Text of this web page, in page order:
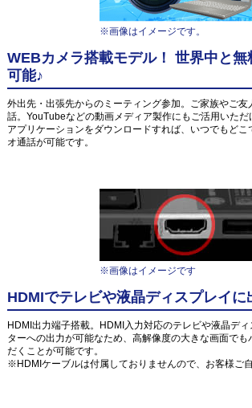
※画像はイメージです。
WEBカメラ搭載モデル！ 世界中と無
可能♪
外出先・出張先からのミーティング参加。ご家族やご友
話。YouTubeなどの動画メディア製作にもご活用いた
アプリケーションをダウンロードすれば、いつでもど
オ通話が可能です。
※画像はイメージです
HDMIでテレビや液晶ディスプレイに
HDMI出力端子搭載。HDMI入力対応のテレビや液晶デ
ターへの出力が可能なため、高解像度の大きな画面でも
だくことが可能です。
※HDMIケーブルは付属しておりませんので、お客様ご